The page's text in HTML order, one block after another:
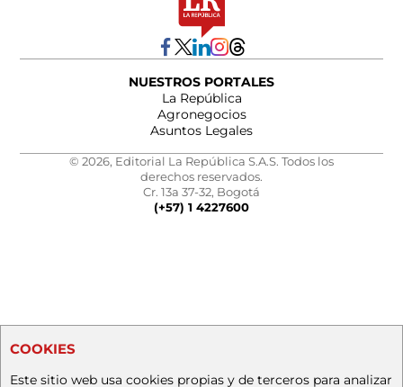
NUESTROS PORTALES
La República
Agronegocios
Asuntos Legales
© 2026, Editorial La República S.A.S. Todos los
derechos reservados.
Cr. 13a 37-32, Bogotá
(+57) 1 4227600
COOKIES
Este sitio web usa cookies propias y de terceros para analizar